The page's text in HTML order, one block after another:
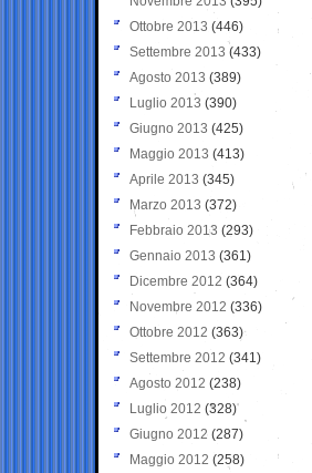
Ottobre 2013 (446)
Settembre 2013 (433)
Agosto 2013 (389)
Luglio 2013 (390)
Giugno 2013 (425)
Maggio 2013 (413)
Aprile 2013 (345)
Marzo 2013 (372)
Febbraio 2013 (293)
Gennaio 2013 (361)
Dicembre 2012 (364)
Novembre 2012 (336)
Ottobre 2012 (363)
Settembre 2012 (341)
Agosto 2012 (238)
Luglio 2012 (328)
Giugno 2012 (287)
Maggio 2012 (258)